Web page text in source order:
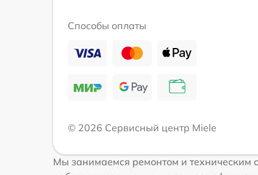
Способы оплаты
© 2026 Сервисный центр Miele
Мы занимаемся ремонтом и техническим